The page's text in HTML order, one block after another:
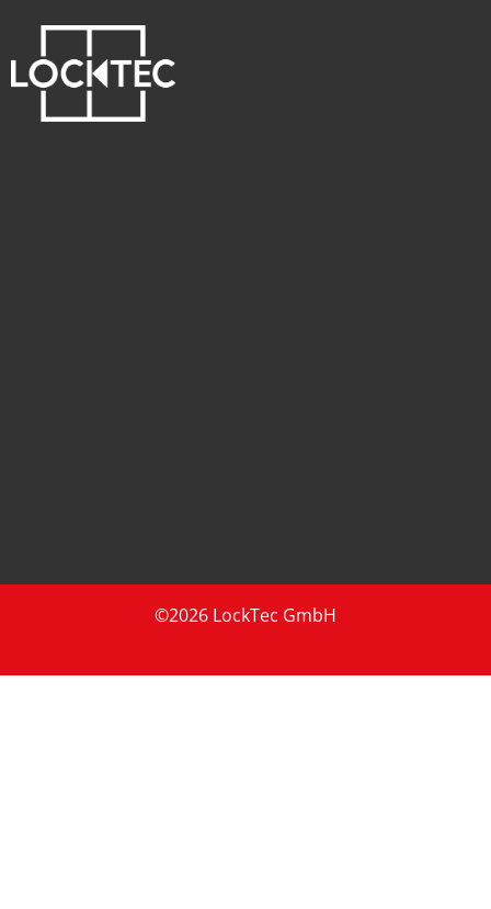
©2026 LockTec GmbH